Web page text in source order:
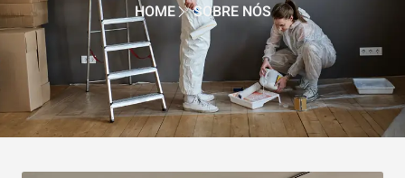
HOME SOBRE NÓS